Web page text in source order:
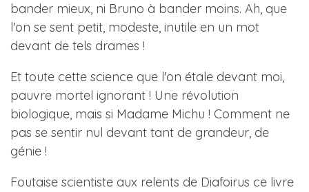
bander mieux, ni Bruno à bander moins. Ah, que
l'on se sent petit, modeste, inutile en un mot
devant de tels drames !
Et toute cette science que l'on étale devant moi,
pauvre mortel ignorant ! Une révolution
biologique, mais si Madame Michu ! Comment ne
pas se sentir nul devant tant de grandeur, de
génie !
Foutaise scientiste aux relents de Diafoirus ce livre